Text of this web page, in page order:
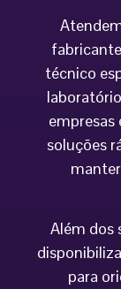
técnico
empresas
soluções
Além dos
para